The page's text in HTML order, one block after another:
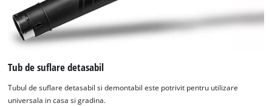
Tub de suflare detasabil
Tubul de suflare detasabil si demontabil este potrivit pentru utilizare
universala in casa si gradina.